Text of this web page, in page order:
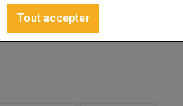
Tout accepter